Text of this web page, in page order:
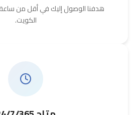
هدفنا الوصول إليك في أقل من
الكويت.